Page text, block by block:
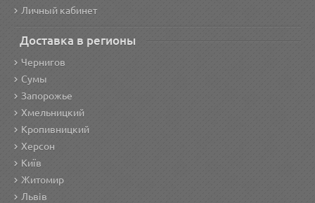
Личный кабинет
Доставка в регионы
Чернигов
Сумы
Запорожье
Хмельницкий
Кропивницкий
Херсон
Київ
Житомир
Львів